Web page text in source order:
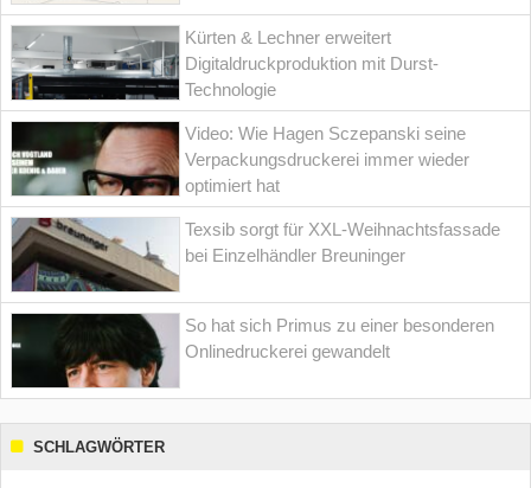
Kürten & Lechner erweitert
Digitaldruckproduktion mit Durst-
Technologie
Video: Wie Hagen Sczepanski seine
Verpackungsdruckerei immer wieder
optimiert hat
Texsib sorgt für XXL-Weihnachtsfassade
bei Einzelhändler Breuninger
So hat sich Primus zu einer besonderen
Onlinedruckerei gewandelt
SCHLAGWÖRTER